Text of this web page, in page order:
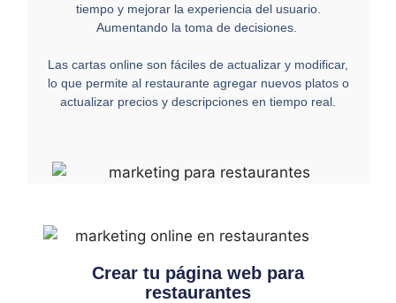
tiempo y mejorar la experiencia del usuario.
Aumentando la toma de decisiones.
Las cartas online son fáciles de actualizar y modificar,
lo que permite al restaurante agregar nuevos platos o
actualizar precios y descripciones en tiempo real.
Crear tu página web para
restaurantes